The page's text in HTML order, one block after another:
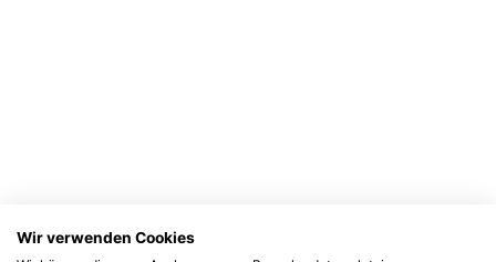
Wir verwenden Cookies